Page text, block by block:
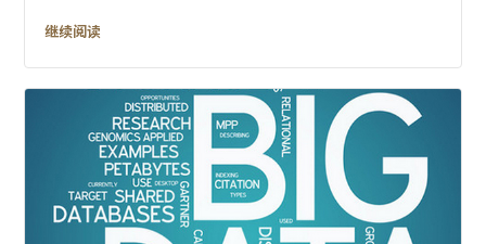
继续阅读